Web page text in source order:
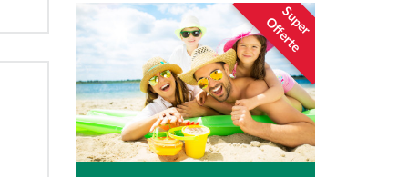
Super
Offerte